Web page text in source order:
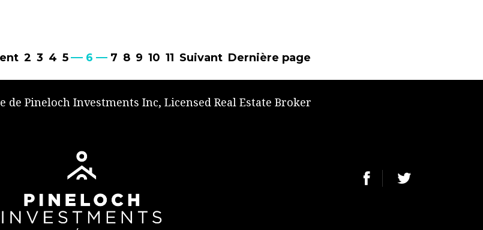
2 3 4 5 6 7 8 9 10 11 Suivant Dernière page
Pineloch Investments Inc, Licensed Real Estate Broker